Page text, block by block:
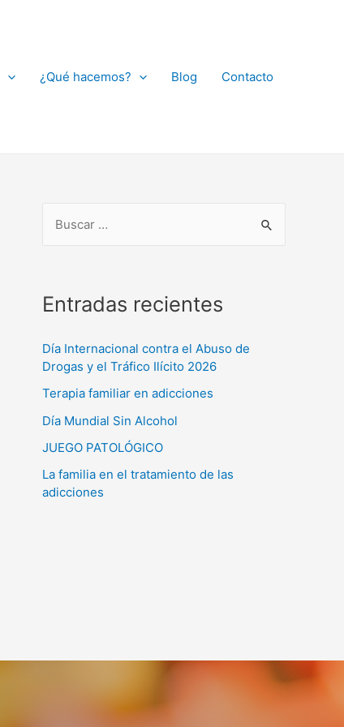
¿Qué hacemos? Blog Contacto
Entradas recientes
Día Internacional contra el Abuso de
Drogas y el Tráfico Ilícito 2026
Terapia familiar en adicciones
Día Mundial Sin Alcohol
JUEGO PATOLÓGICO
La familia en el tratamiento de las
adicciones